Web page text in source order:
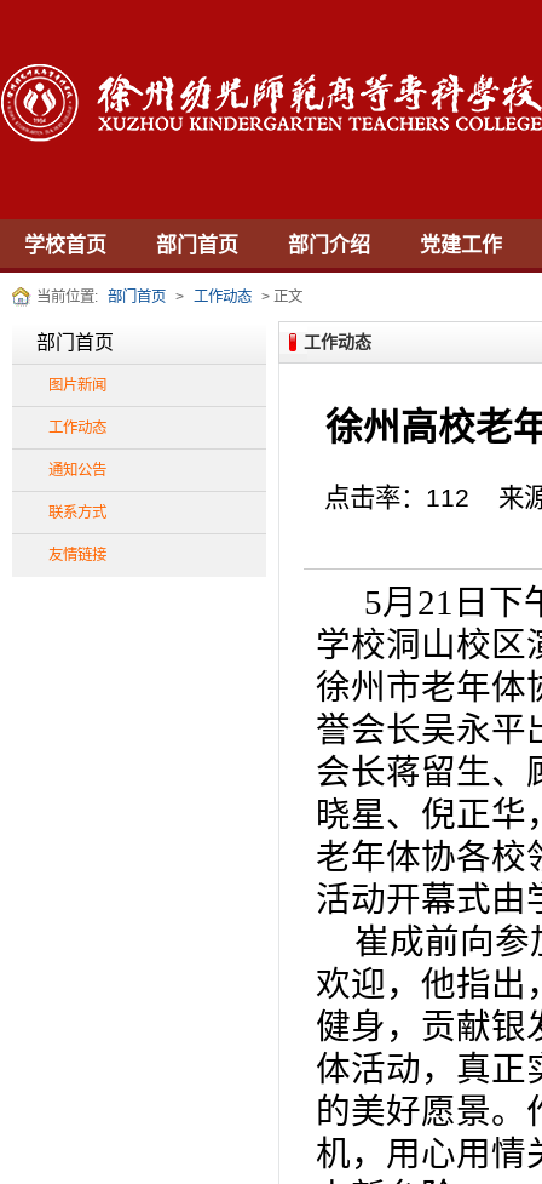
学校首页 部门首页 部门介绍 党建工作
当前位置: 部门首页 > 工作动态 > 正文
部门首页
图片新闻
工作动态
通知公告
联系方式
友情链接
工作动态
徐州高校老
点击率： 112 来
5月 21 日下
学校洞山校区
徐州市老年体
誉会长吴永平
会长蒋留生、
晓星、倪正华
老年体协各校
活动开幕式由
崔成前向参
欢迎，他指出
健身，贡献银
体活动，真正
的美好愿景。
机，用心用情